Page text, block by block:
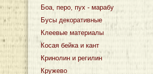
Боа, перо, пух - марабу
Бусы декоративные
Клеевые материалы
Косая бейка и кант
Кринолин и регилин
Кружево